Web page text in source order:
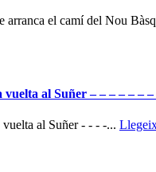
el camí del Nou
al Suñer – – – – – – –
al Suñer - - - -...